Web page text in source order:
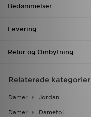
Bedømmelser
Levering
Retur og Ombytning
Relaterede kategorier
Damer Jordan
Damer Dametoj